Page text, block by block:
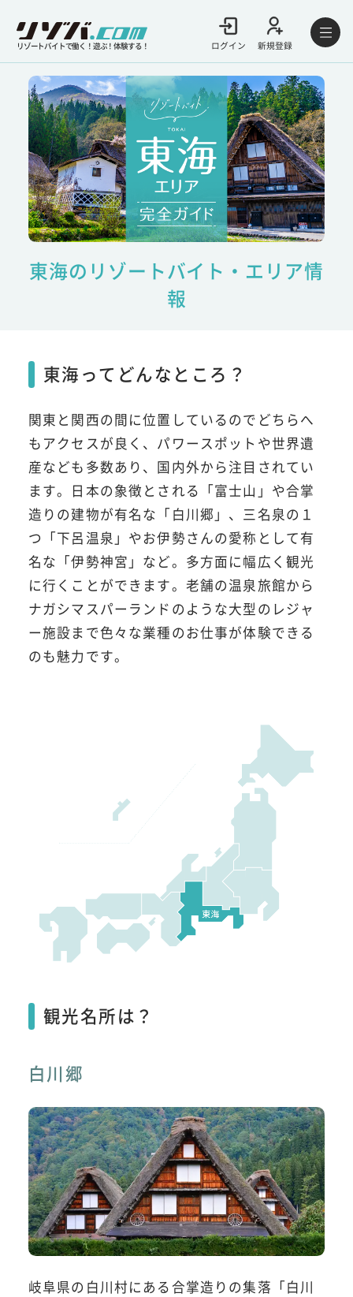
リゾートバイトで働く！遊ぶ！体験する！ ログイン 新規登録
東海のリゾートバイト・エリア情
報
東海ってどんなところ？
関東と関西の間に位置しているのでどちらへ
もアクセスが良く、パワースポットや世界遺
産なども多数あり、国内外から注目されてい
ます。日本の象徴とされる「富士山」や合掌
造りの建物が有名な「白川郷」、三名泉の１
つ「下呂温泉」やお伊勢さんの愛称として有
名な「伊勢神宮」など。多方面に幅広く観光
に行くことができます。老舗の温泉旅館から
ナガシマスパーランドのような大型のレジャ
ー施設まで色々な業種のお仕事が体験できる
のも魅力です。
観光名所は？
白川郷
岐阜県の白川村にある合掌造りの集落「白川